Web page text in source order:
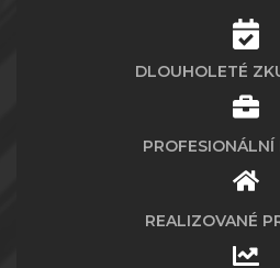
DLOUHOLETÉ
PROFESIONÁLNÍ
REALIZOVANÉ